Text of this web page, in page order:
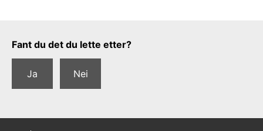
Tilbakemeldingsskjema
Fant du det du lette etter?
Ja Nei